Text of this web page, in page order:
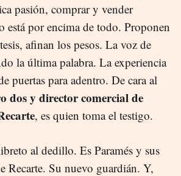
pasión, comprar y vender
está por encima de todo. Proponen
afinan los pesos. La voz de
la última palabra. La experiencia
puertas para adentro. De cara al
dos y director comercial de
, es quien toma el testigo.
al dedillo. Es Paramés y sus
Recarte. Su nuevo guardián. Y,